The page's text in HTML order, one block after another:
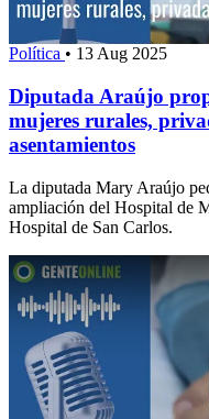
Política • 13 Aug 2025
Diputada Araújo
mujeres rurales,
asentamientos
La diputada Mary Araújo
ampliación del Hospital de
Hospital de San Carlos.